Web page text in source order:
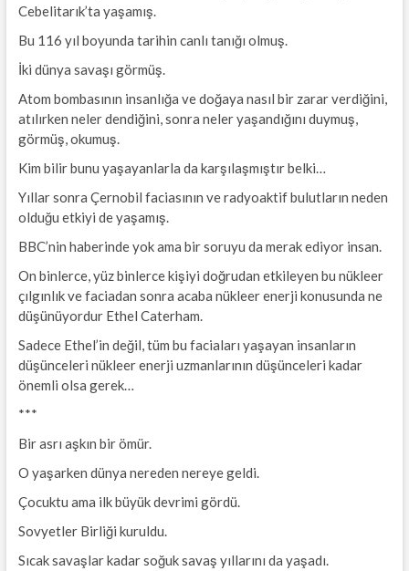
Cebelitarık’ta yaşamış.
Bu 116 yıl boyunda tarihin canlı tanığı olmuş.
İki dünya savaşı görmüş.
Atom bombasının insanlığa ve doğaya nasıl bir zarar verdiğini,
atılırken neler dendiğini, sonra neler yaşandığını duymuş,
görmüş, okumuş.
Kim bilir bunu yaşayanlarla da karşılaşmıştır belki…
Yıllar sonra Çernobil faciasının ve radyoaktif bulutların neden
olduğu etkiyi de yaşamış.
BBC’nin haberinde yok ama bir soruyu da merak ediyor insan.
On binlerce, yüz binlerce kişiyi doğrudan etkileyen bu nükleer
çılgınlık ve faciadan sonra acaba nükleer enerji konusunda ne
düşünüyordur Ethel Caterham.
Sadece Ethel’in değil, tüm bu faciaları yaşayan insanların
düşünceleri nükleer enerji uzmanlarının düşünceleri kadar
önemli olsa gerek…
***
Bir asrı aşkın bir ömür.
O yaşarken dünya nereden nereye geldi.
Çocuktu ama ilk büyük devrimi gördü.
Sovyetler Birliği kuruldu.
Sıcak savaşlar kadar soğuk savaş yıllarını da yaşadı.